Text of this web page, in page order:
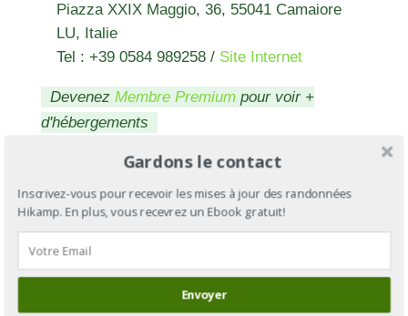
Piazza XXIX Maggio, 36, 55041 Camaiore
LU, Italie
Tel : +39 0584 989258/ Site Internet
Devenez Membre Premiumpour voir +
d'hébergements
Gardons le contact
Inscrivez-vous pour recevoir les mises à jour des randonnées
Hikamp. En plus, vous recevrez un Ebook gratuit!
Envoyer